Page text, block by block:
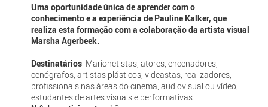
Uma oportunidade única de aprender com o
conhecimento e a experiência de Pauline Kalker, que
realiza esta formação com a colaboração da artista visual
Marsha Agerbeek.
Destinatários: Marionetistas, atores, encenadores,
cenógrafos, artistas plásticos, videastas, realizadores,
profissionais nas áreas do cinema, audiovisual ou vídeo,
estudantes de artes visuais e performativas